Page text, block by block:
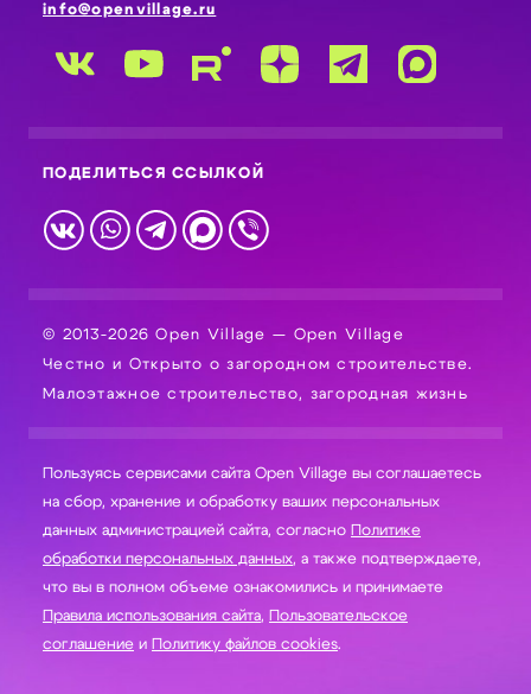
info@openvillage.ru
ПОДЕЛИТЬСЯ ССЫЛКОЙ
© 2013-2026 Open Village — Open Village
Честно и Открыто о загородном строительстве.
Малоэтажное строительство, загородная жизнь
Пользуясь сервисами сайта Open Village вы соглашаетесь
на сбор, хранение и обработку ваших персональных
данных администрацией сайта, согласно Политике
обработки персональных данных, а также подтверждаете,
что вы в полном объеме ознакомились и принимаете
Правила использования сайта, Пользовательское
соглашение и Политику файлов cookies.